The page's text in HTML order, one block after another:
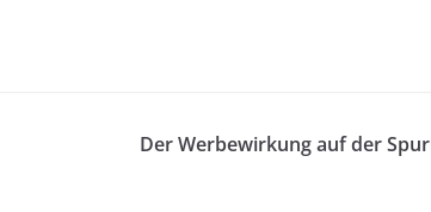
Der Werbewirkung auf der Spur